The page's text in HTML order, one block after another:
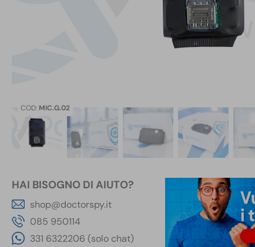
COD: MIC.G.02
HAI BISOGNO DI AIUTO?
shop@doctorspy.it
085 950114
331 6322206 (solo chat)